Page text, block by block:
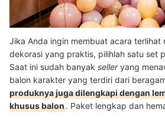
Jika Anda ingin membuat acara terlihat
dekorasi yang praktis, pilihlah satu set
Saat ini sudah banyak selleryang
balon karakter yang terdiri dari
produknya juga dilengkapi dengan
khusus balon. Paket lengkap dan